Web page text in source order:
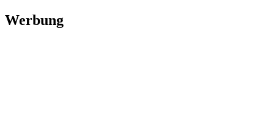
Werbung